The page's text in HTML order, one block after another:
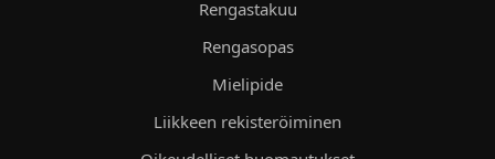
Rengastakuu
Rengasopas
Mielipide
Liikkeen rekisteröiminen